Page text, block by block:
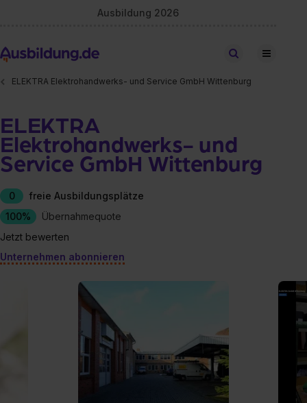
Ausbildung 2026
Stellen finden
ELEKTRA Elektrohandwerks- und Service GmbH Wittenburg
ELEKTRA
Elektrohandwerks- und
Service GmbH Wittenburg
0
freie Ausbildungsplätze
100%
Übernahmequote
Jetzt bewerten
Unternehmen abonnieren